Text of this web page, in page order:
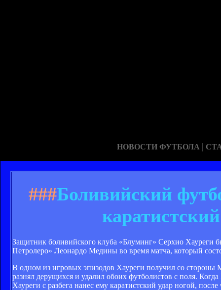
НОВОСТИ ФУТБОЛА |
###Боливийский
Защитник боливийского клуба «Блуминг» Серхио Хауреги
Петролеро» Леонардо Медины во время матча, который
В одном из игровых эпизодов Хауреги получил со стороны
разнял дерущихся и удалил обоих футболистов с поля.
Хауреги с разбега нанес ему каратистский удар ногой,